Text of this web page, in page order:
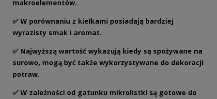
makroelementów.
✅ W porównaniu z kiełkami posiadają bardziej
wyrazisty smak i aromat.
✅ Najwyższą wartość wykazują kiedy są spożywane na
surowo, mogą być także wykorzystywane do dekoracji
potraw.
✅ W zależności od gatunku mikrolistki są gotowe do